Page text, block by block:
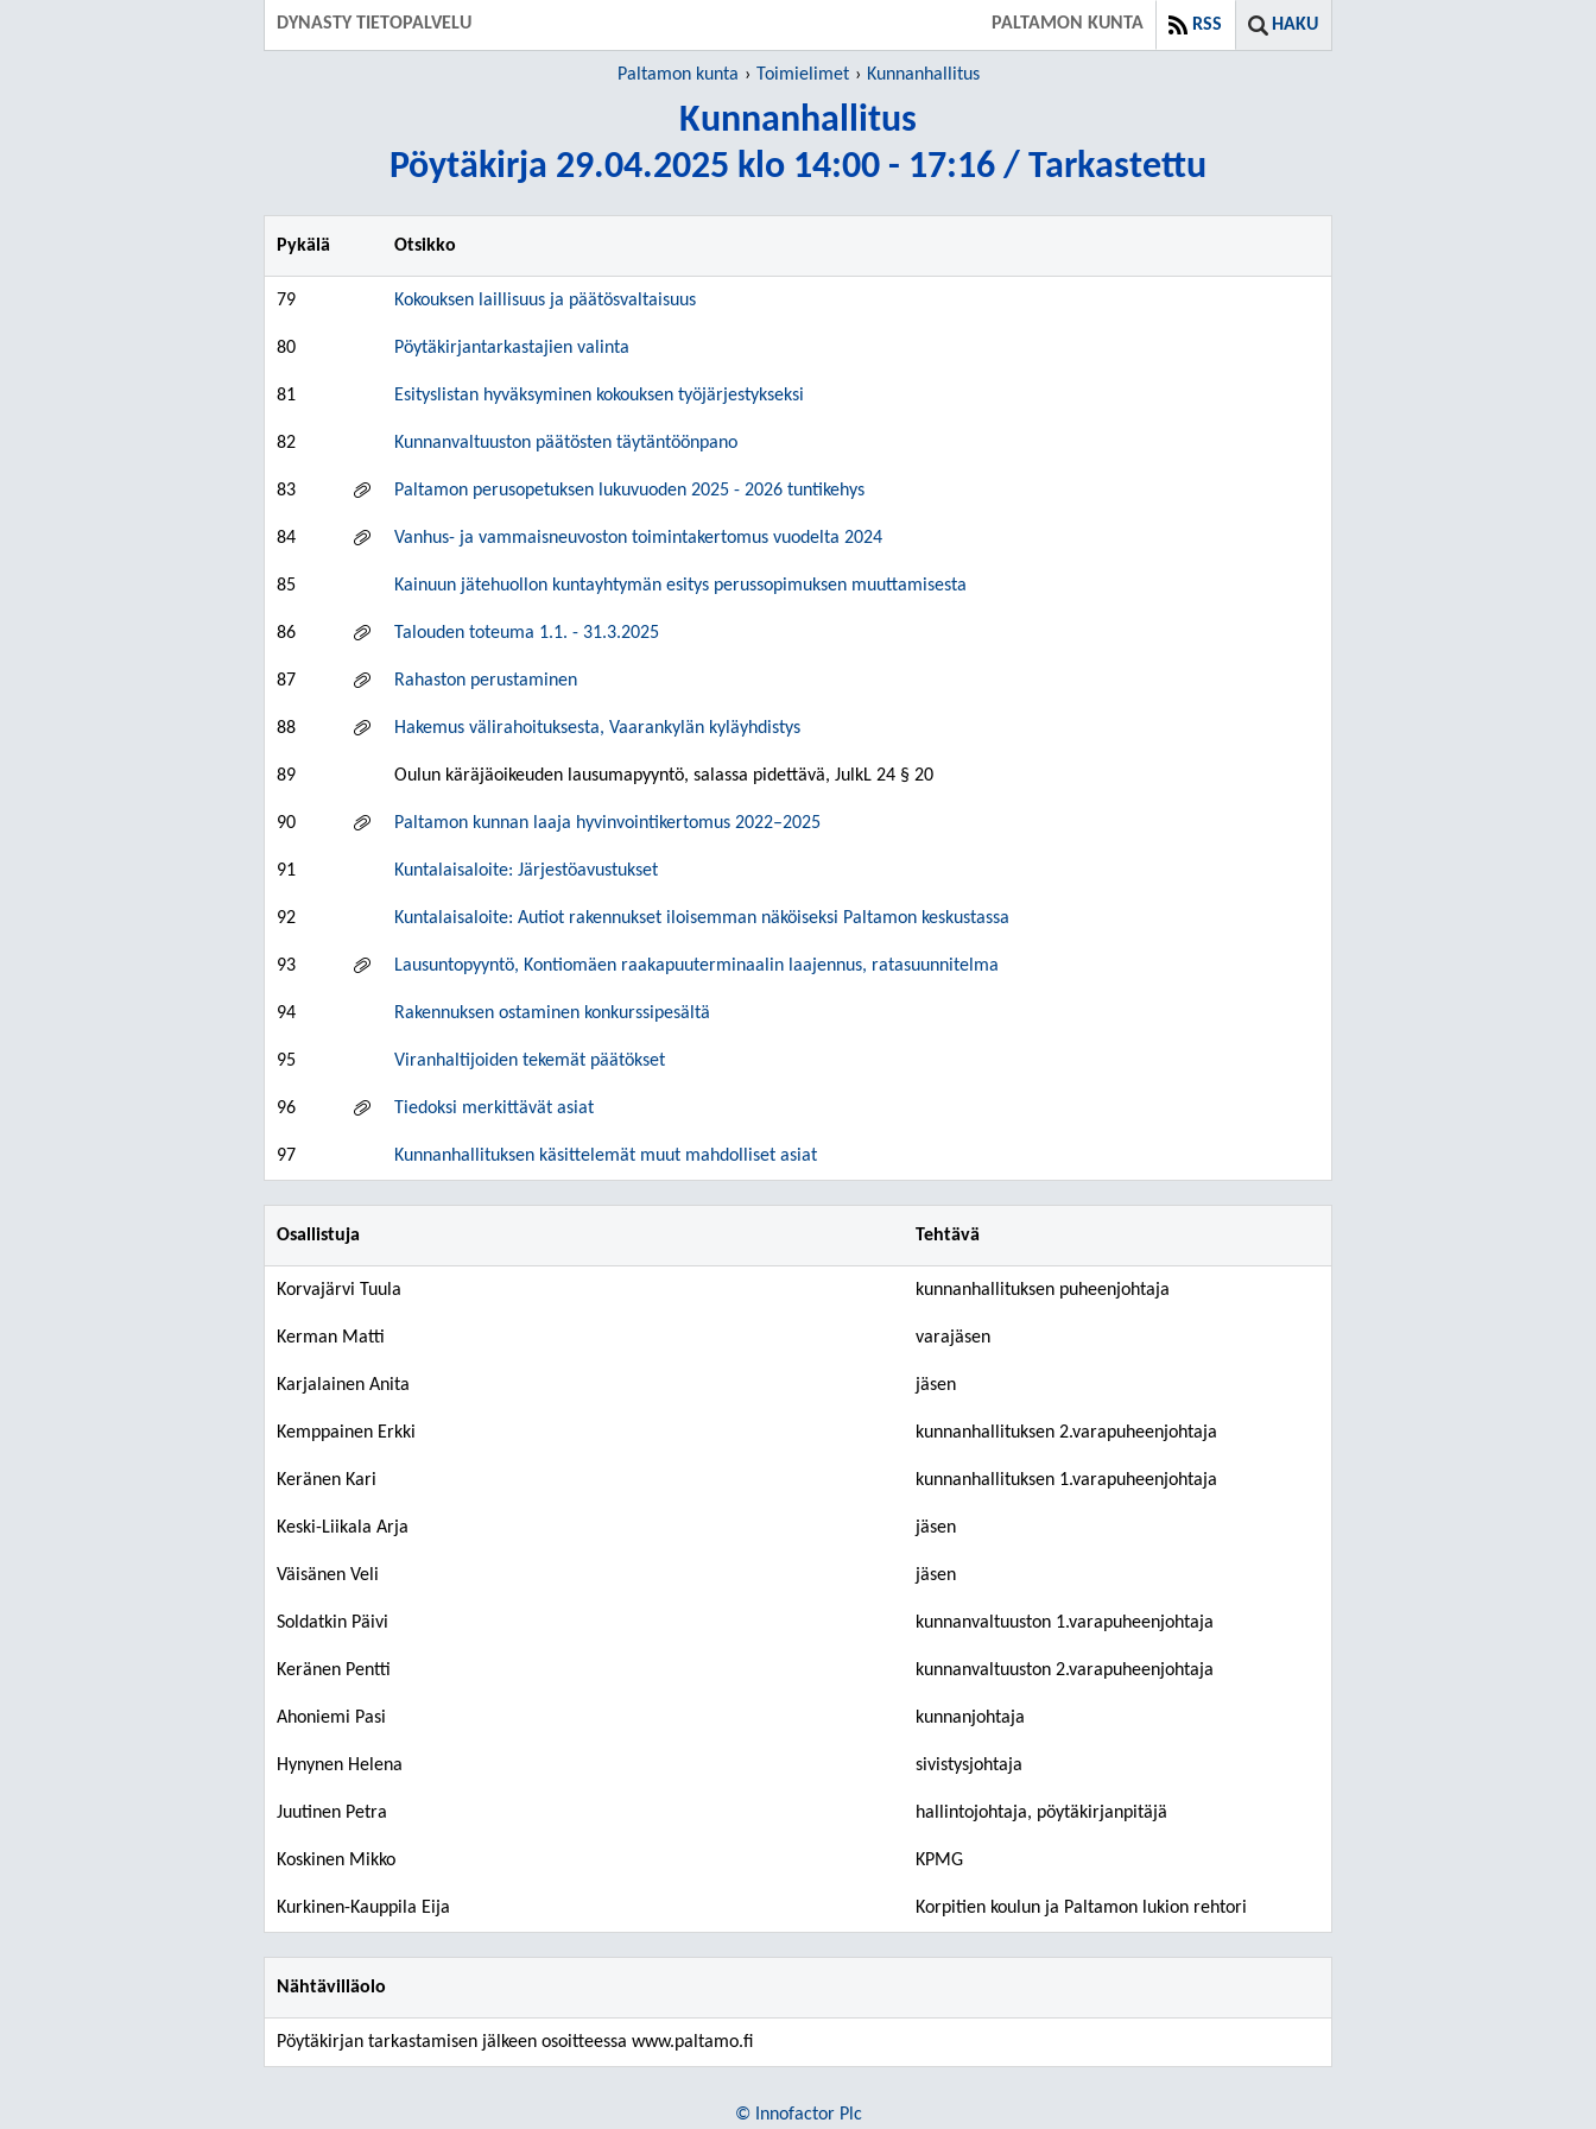
DYNASTY TIETOPALVELU HAKU
RSS
PALTAMON KUNTA
Paltamon kunta Toimielimet Kunnanhallitus
Kunnanhallitus
Pöytäkirja 29.04.2025 klo 14:00 - 17:16 / Tarkastettu
Pykälä Otsikko
79 Kokouksen laillisuus ja päätösvaltaisuus
80 Pöytäkirjantarkastajien valinta
81 Esityslistan hyväksyminen kokouksen työjärjestykseksi
82 Kunnanvaltuuston päätösten täytäntöönpano
83 Paltamon perusopetuksen lukuvuoden 2025 - 2026 tuntikehys
84 Vanhus- ja vammaisneuvoston toimintakertomus vuodelta 2024
85 Kainuun jätehuollon kuntayhtymän esitys perussopimuksen muuttamisesta
86 Talouden toteuma 1.1. - 31.3.2025
87 Rahaston perustaminen
88 Hakemus välirahoituksesta, Vaarankylän kyläyhdistys
89 Oulun käräjäoikeuden lausumapyyntö, salassa pidettävä, JulkL 24 § 20
90 Paltamon kunnan laaja hyvinvointikertomus 2022–2025
91 Kuntalaisaloite: Järjestöavustukset
92 Kuntalaisaloite: Autiot rakennukset iloisemman näköiseksi Paltamon keskustassa
93 Lausuntopyyntö, Kontiomäen raakapuuterminaalin laajennus, ratasuunnitelma
94 Rakennuksen ostaminen konkurssipesältä
95 Viranhaltijoiden tekemät päätökset
96 Tiedoksi merkittävät asiat
97 Kunnanhallituksen käsittelemät muut mahdolliset asiat
Osallistuja Tehtävä
Korvajärvi Tuula kunnanhallituksen puheenjohtaja
Kerman Matti varajäsen
Karjalainen Anita jäsen
Kemppainen Erkki kunnanhallituksen 2.varapuheenjohtaja
Keränen Kari kunnanhallituksen 1.varapuheenjohtaja
Keski-Liikala Arja jäsen
Väisänen Veli jäsen
Soldatkin Päivi kunnanvaltuuston 1.varapuheenjohtaja
Keränen Pentti kunnanvaltuuston 2.varapuheenjohtaja
Ahoniemi Pasi kunnanjohtaja
Hynynen Helena sivistysjohtaja
Juutinen Petra hallintojohtaja, pöytäkirjanpitäjä
Koskinen Mikko KPMG
Kurkinen-Kauppila Eija Korpitien koulun ja Paltamon lukion rehtori
Nähtävilläolo
Pöytäkirjan tarkastamisen jälkeen osoitteessa www.paltamo.fi
© Innofactor Plc